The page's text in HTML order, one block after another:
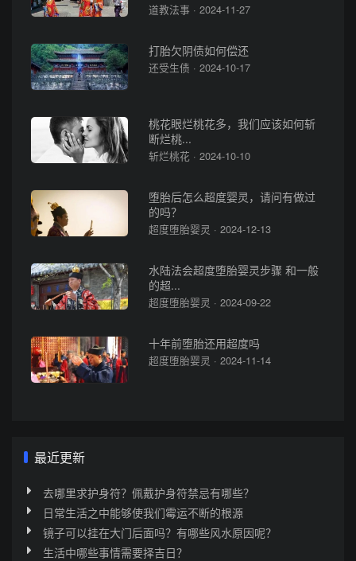
道教法事 · 2024-11-27
打胎欠阴债如何偿还
还受生债 · 2024-10-17
桃花眼烂桃花多，我们应该如何斩
断烂桃...
斩烂桃花 · 2024-10-10
堕胎后怎么超度婴灵，请问有做过
的吗？
超度堕胎婴灵 · 2024-12-13
水陆法会超度堕胎婴灵步骤 和一般
的超...
超度堕胎婴灵 · 2024-09-22
十年前堕胎还用超度吗
超度堕胎婴灵 · 2024-11-14
最近更新
去哪里求护身符？佩戴护身符禁忌有哪些？
日常生活之中能够使我们霉运不断的根源
镜子可以挂在大门后面吗？有哪些风水原因呢？
生活中哪些事情需要择吉日？